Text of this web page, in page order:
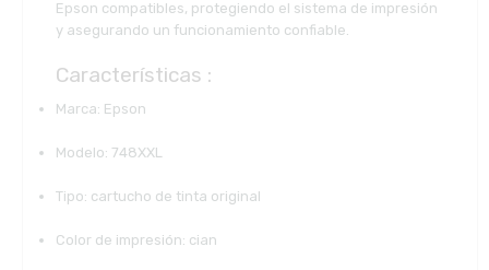
Epson compatibles, protegiendo el sistema de impresión
y asegurando un funcionamiento confiable.
Características :
Marca: Epson
Modelo: 748XXL
Tipo: cartucho de tinta original
Color de impresión: cian